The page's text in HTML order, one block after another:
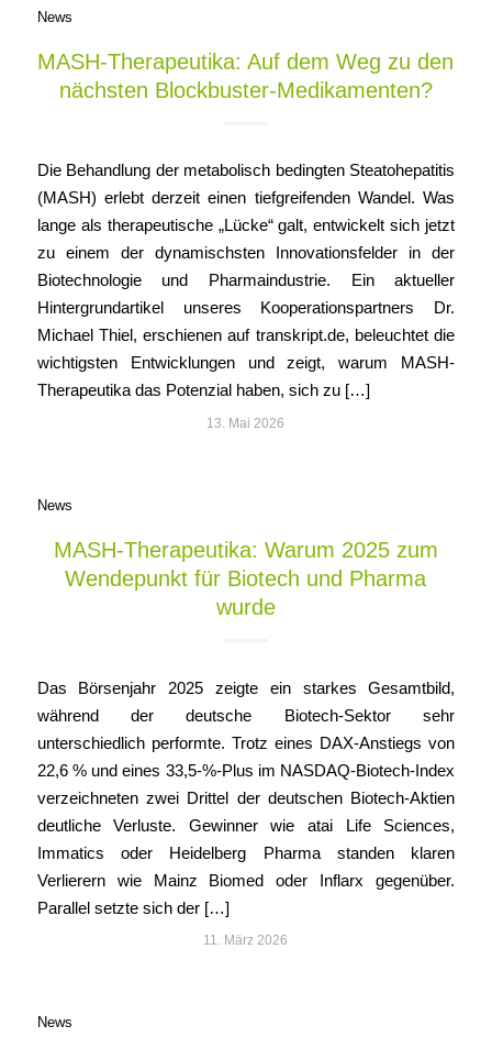
News
MASH-Therapeutika: Auf dem Weg zu den
nächsten Blockbuster-Medikamenten?
Die Behandlung der metabolisch bedingten Steatohepatitis
(MASH) erlebt derzeit einen tiefgreifenden Wandel. Was
lange als therapeutische „Lücke“ galt, entwickelt sich jetzt
zu einem der dynamischsten Innovationsfelder in der
Biotechnologie und Pharmaindustrie. Ein aktueller
Hintergrundartikel unseres Kooperationspartners Dr.
Michael Thiel, erschienen auf transkript.de, beleuchtet die
wichtigsten Entwicklungen und zeigt, warum MASH-
Therapeutika das Potenzial haben, sich zu […]
13. Mai 2026
News
MASH-Therapeutika: Warum 2025 zum
Wendepunkt für Biotech und Pharma
wurde
Das Börsenjahr 2025 zeigte ein starkes Gesamtbild,
während der deutsche Biotech‑Sektor sehr
unterschiedlich performte. Trotz eines DAX‑Anstiegs von
22,6 % und eines 33,5‑%‑Plus im NASDAQ‑Biotech‑Index
verzeichneten zwei Drittel der deutschen Biotech‑Aktien
deutliche Verluste. Gewinner wie atai Life Sciences,
Immatics oder Heidelberg Pharma standen klaren
Verlierern wie Mainz Biomed oder Inflarx gegenüber.
Parallel setzte sich der […]
11. März 2026
News